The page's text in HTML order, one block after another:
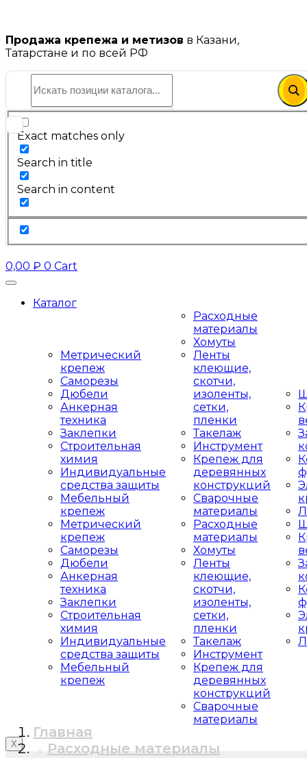
Продажа крепежа и метизов в Казани,
Татарстане и по всей РФ
Exact matches only
Search in title
Search in content
0,00 ₽ 0 Cart
Каталог
Метрический
крепеж
Саморезы
Дюбели
Анкерная
техника
Заклепки
Строительная
химия
Индивидуальные
средства защиты
Мебельный
крепеж
Метрический
крепеж
Саморезы
Дюбели
Анкерная
техника
Заклепки
Строительная
химия
Индивидуальные
средства защиты
Мебельный
крепеж
Расходные
материалы
Хомуты
Ленты
клеющие,
скотчи,
изоленты,
сетки,
пленки
Такелаж
Инструмент
Крепеж для
деревянных
конструкций
Сварочные
материалы
Расходные
материалы
Хомуты
Ленты
клеющие,
скотчи,
изоленты,
сетки,
пленки
Такелаж
Инструмент
Крепеж для
деревянных
конструкций
Сварочные
материалы
X
Главная
Расходные материалы